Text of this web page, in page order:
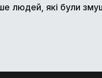
людей, які були